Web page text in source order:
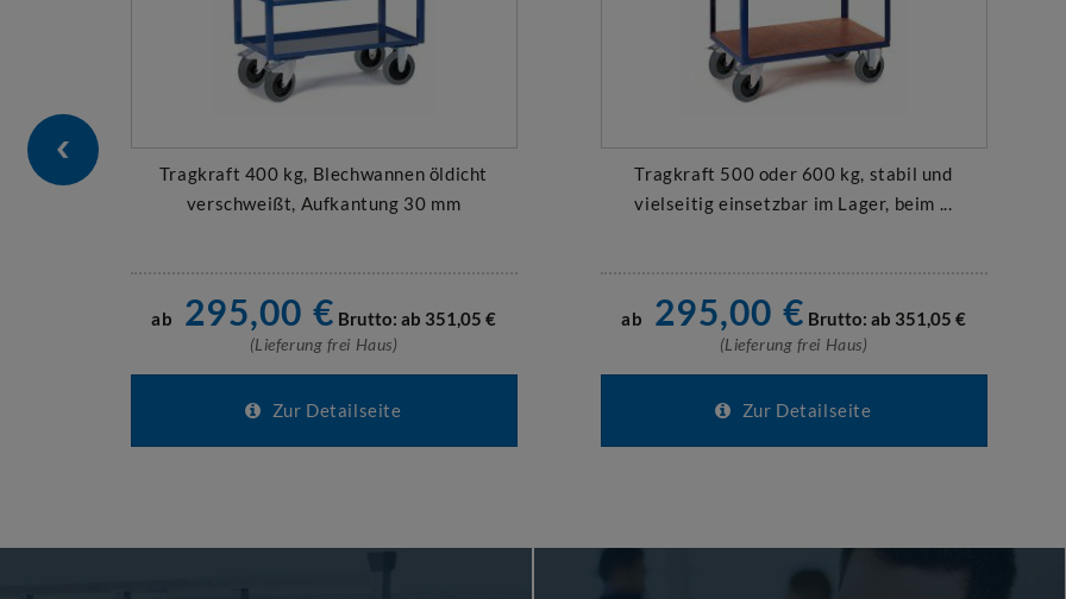
Tragkraft 400 kg, Blechwannen öldicht
verschweißt, Aufkantung 30 mm
ab 295,00 € Brutto: ab 351,05 €
(Lieferung frei Haus)
Zur Detailseite
Tragkraft 500 oder 600 kg, stabil und
vielseitig einsetzbar im Lager, beim ...
ab 295,00 € Brutto: ab 351,05 €
(Lieferung frei Haus)
Zur Detailseite